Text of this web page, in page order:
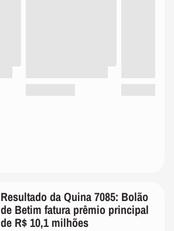
Resultado da Quina 7085: Bolão
de Betim fatura prêmio principal
de R$ 10,1 milhões